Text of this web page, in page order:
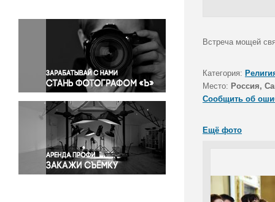
Окружающая среда
Политика
Правосудие
Происшествия и конфликты
Религия
Светская жизнь
Спорт
Экология
Экономика и бизнес
Встреча мощей
Категория:
Место: Россия,
Сообщить об
Ещё фото